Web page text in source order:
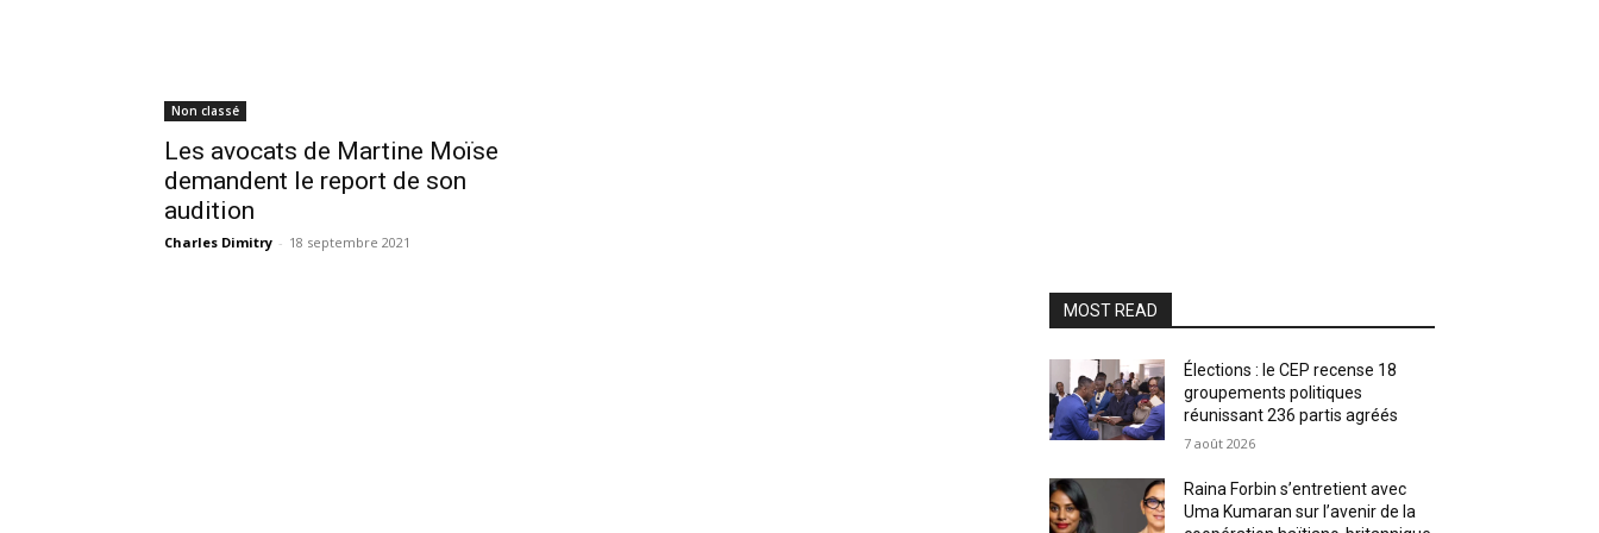
Non classé
Les avocats de Martine Moïse
demandent le report de son
audition
Charles Dimitry - 18 septembre 2021
MOST READ
Élections : le CEP recense 18
groupements politiques
réunissant 236 partis agréés
7 août 2026
Raina Forbin s’entretient avec
Uma Kumaran sur l’avenir de la